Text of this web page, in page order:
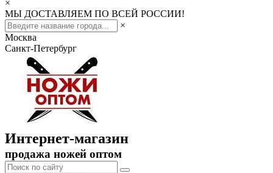
×
МЫ ДОСТАВЛЯЕМ ПО ВСЕЙ РОССИИ!
×
Москва
Санкт-Петербург
Интернет-магазин
продажа ножей оптом